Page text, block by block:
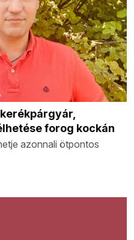
forog kockán
azonnali ötpontos